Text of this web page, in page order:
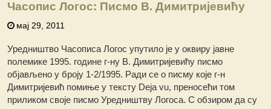
Часопис Логос: Писмо В. Димитријевићу
мај 29, 2011
Уредништво Часописа Логос упутило је у оквиру јавне
полемике 1995. године г-ну В. Димитријевићу писмо
објављено у броју 1-2/1995. Ради се о писму које г-н
Димитријевић помиње у тексту Deja vu, преносећи том
приликом своје писмо Уредништву Логоса. С обзиром да су